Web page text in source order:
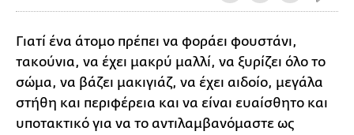
Γιατί ένα άτομο πρέπει να φοράει φουστάνι,
τακούνια, να έχει μακρύ μαλλί, να ξυρίζει όλο το
σώμα, να βάζει μακιγιάζ, να έχει αιδοίο, μεγάλα
στήθη και περιφέρεια και να είναι ευαίσθητο και
υποτακτικό για να το αντιλαμβανόμαστε ως